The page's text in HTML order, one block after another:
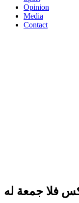
Opinion
Media
Contact
فلا جمعة له